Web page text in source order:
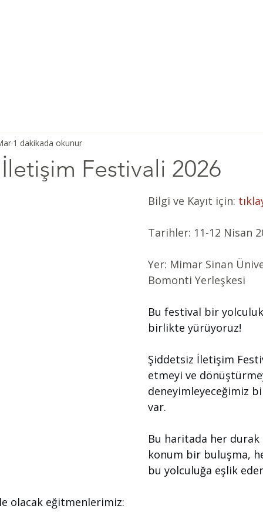
Festivali 2026
1 dakikada okunur
Bilgi ve Kayıt için:
Tarihler: 11-12 Nisan
Yer: Mimar Sinan
Bomonti Yerleşkesi
Bu festival bir
birlikte yürüyoruz!
Şiddetsiz İletişim
etmeyi ve
deneyimleyeceğimiz
var.
Bu haritada her
konum bir buluşma,
bu yolculuğa eşlik
olacak eğitmenlerimiz: